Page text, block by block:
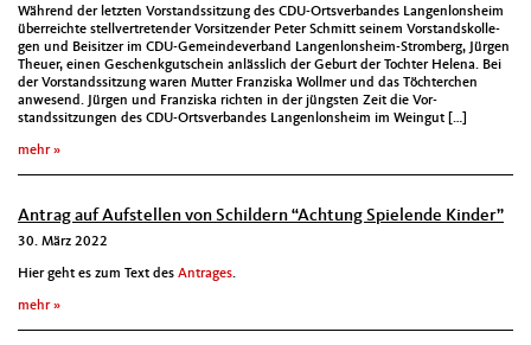
Während der let­zten Vor­standssitzung des CDU-Ortsver­ban­des Lan­gen­lon­sheim
über­re­ichte stel­lvertre­tender Vor­sitzen­der Peter Schmitt seinem Vor­stand­skol­le­
gen und Beisitzer im CDU-Gemein­de­ver­band Lan­gen­lon­sheim-Stromberg, Jür­gen
Theuer, einen Geschenkgutschein anlässlich der Geburt der Tochter Hele­na. Bei
der Vor­standssitzung waren Mut­ter Franziska Wollmer und das Töchterchen
anwe­send. Jür­gen und Franziska richt­en in der jüng­sten Zeit die Vor­
standssitzun­gen des CDU-Ortsver­ban­des Lan­gen­lon­sheim im Weingut […]
mehr
Antrag auf Aufstellen von Schildern “Achtung Spielende Kinder”
30. März 2022
Hier geht es zum Text des Antrages.
mehr